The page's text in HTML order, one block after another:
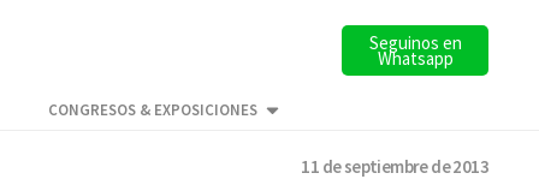
Seguinos en
Whatsapp
CONGRESOS & EXPOSICIONES
11 de septiembre de 2013